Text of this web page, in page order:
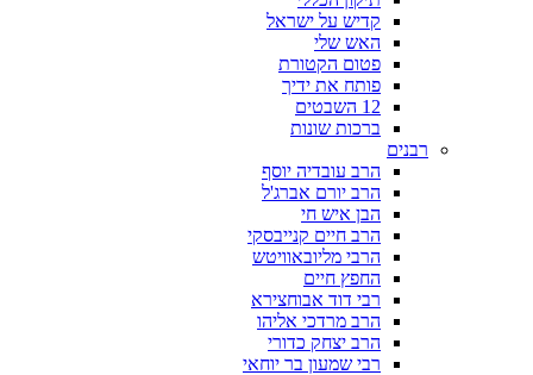
קדיש על ישראל
האש שלי
פטום הקטורת
פותח את ידיך
12 השבטים
ברכות שונות
רבנים
הרב עובדיה יוסף
הרב יורם אברג'ל
הבן איש חי
הרב חיים קנייבסקי
הרבי מליובאוויטש
החפץ חיים
רבי דוד אבוחצירא
הרב מרדכי אליהו
הרב יצחק כדורי
רבי שמעון בר יוחאי